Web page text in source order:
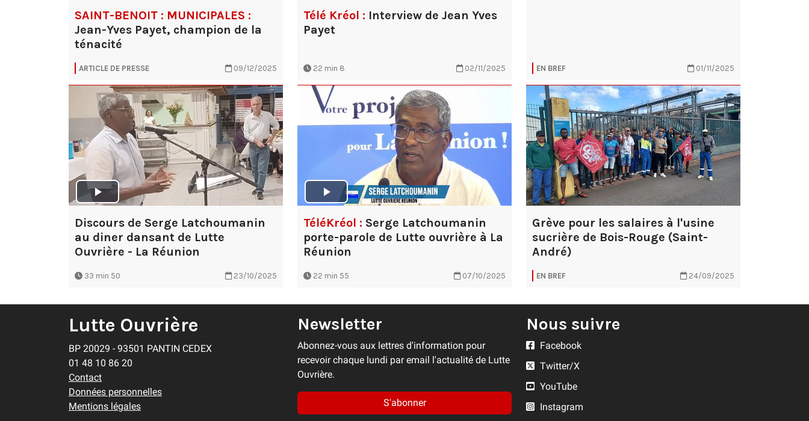
SAINT-BENOIT : MUNICIPALES :
Jean-Yves Payet, champion de la
ténacité
ARTICLE DE PRESSE 09/12/2025
Télé Kréol : Interview de Jean Yves
Payet
22 min 8 02/11/2025 EN BREF 01/11/2025
Discours de Serge Latchoumanin
au diner dansant de Lutte
Ouvrière - La Réunion
33 min 50 23/10/2025
TéléKréol : Serge Latchoumanin
porte-parole de Lutte ouvrière à La
Réunion
22 min 55 07/10/2025
Grève pour les salaires à l'usine
sucrière de Bois-Rouge (Saint-
André)
EN BREF 24/09/2025
Lutte Ouvrière
BP 20029 - 93501 PANTIN CEDEX
01 48 10 86 20
Contact
Données personnelles
Mentions légales
Newsletter
Abonnez-vous aux lettres d'information pour
recevoir chaque lundi par email l'actualité de Lutte
Ouvrière.
S'abonner
Nous suivre
Facebook
Twitter/X
YouTube
Instagram